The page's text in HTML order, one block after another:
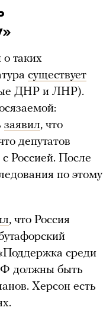
таких
существует
ДНР и ЛНР).
заявил, что
депутатов
Россией. После
по этому
, что Россия
среди
должны быть
Херсон есть